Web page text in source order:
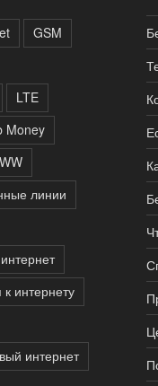
GSM
LTE
Money
линии
интернету
интернет